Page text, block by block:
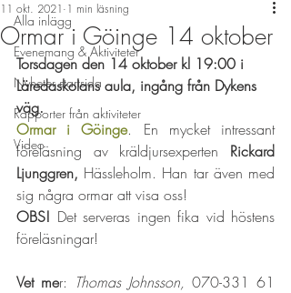
Alla inlägg
Evenemang & Aktiviteter
Nyheter startsida
Rapporter från aktiviteter
Video
Ormar i Göinge 14 oktober
11 okt. 2021 1 min läsning
Torsdagen den 14 oktober kl 19:00 i
Läredaskolans aula, ingång från Dykens
väg.
Ormar i Göinge. En mycket intressant
föreläsning av kräldjursexperten Rickard
Ljunggren, Hässleholm. Han tar även med
sig några ormar att visa oss!
OBS! Det serveras ingen fika vid höstens
föreläsningar!
Vet mer: Thomas Johnsson, 070-331 61